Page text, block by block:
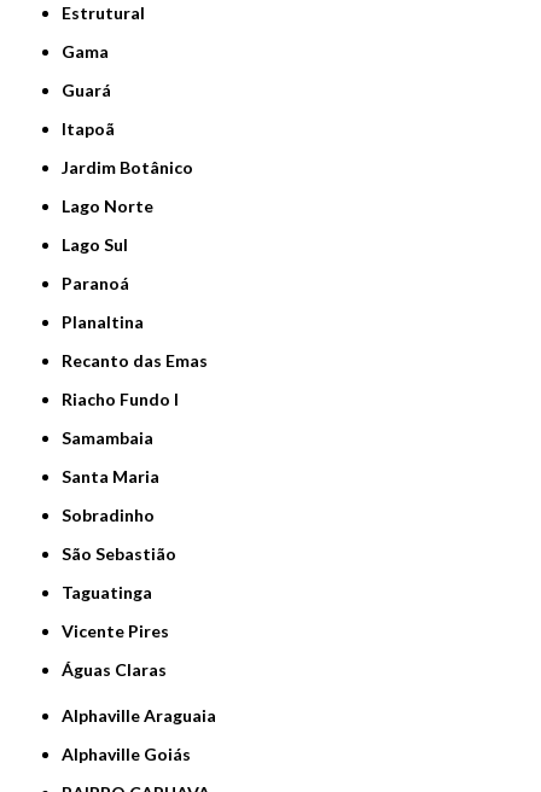
Estrutural
Gama
Guará
Itapoã
Jardim Botânico
Lago Norte
Lago Sul
Paranoá
Planaltina
Recanto das Emas
Riacho Fundo I
Samambaia
Santa Maria
Sobradinho
São Sebastião
Taguatinga
Vicente Pires
Águas Claras
Alphaville Araguaia
Alphaville Goiás